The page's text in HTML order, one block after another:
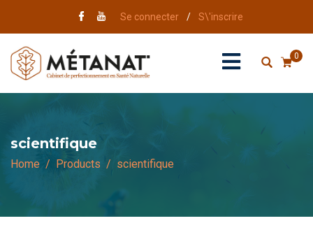
Se connecter / S\'inscrire
0
scientifique
Home Products scientifique